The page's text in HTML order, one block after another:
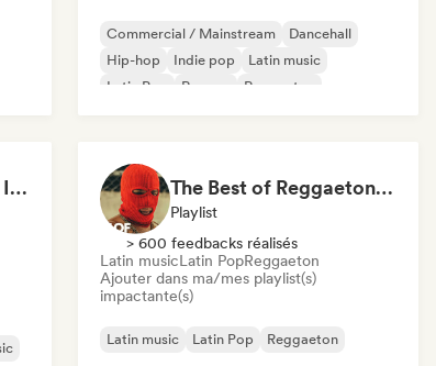
Commercial / Mainstream
Dancehall
Hip-hop
Indie pop
Latin music
Latin Pop
Reggae Reggaeton
Thank god I was Born In Latin America The Best of Reggaeton & Latin Pop
Playlist
> 600 feedbacks réalisés
Latin musicLatin PopReggaeton
Ajouter dans ma/mes playlist(s)
impactante(s)
Latin music Latin Pop Reggaeton